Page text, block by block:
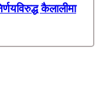
कैलालीमा